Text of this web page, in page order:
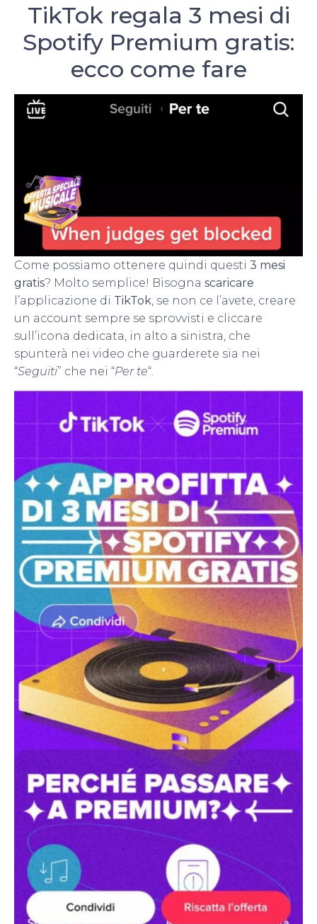
TikTok regala 3 mesi di
Spotify Premium gratis:
ecco come fare
Come possiamo ottenere quindi questi 3 mesi
gratis? Molto semplice! Bisogna scaricare
l’applicazione di TikTok, se non ce l’avete, creare
un account sempre se sprovvisti e cliccare
sull’icona dedicata, in alto a sinistra, che
spunterà nei video che guarderete sia nei
“Seguiti” che nei “Per te“.